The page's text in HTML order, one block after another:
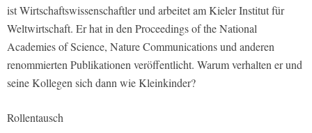
ist Wirtschaftswissenschaftler und arbeitet am Kieler Institut für
Weltwirtschaft. Er hat in den Proceedings of the National
Academies of Science, Nature Communications und anderen
renommierten Publikationen veröffentlicht. Warum verhalten er und
seine Kollegen sich dann wie Kleinkinder?
Rollentausch